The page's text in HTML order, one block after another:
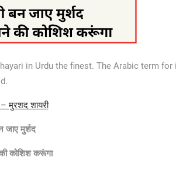
in Urdu the finest. The Arabic term
मुरशद शायरी
जाए मुर्शद
कोशिश करूंगा